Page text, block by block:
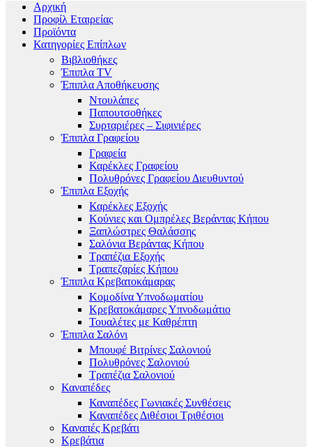
Αρχική
Προφίλ Εταιρείας
Προϊόντα
Κατηγορίες Επίπλων
Βιβλιοθήκες
Έπιπλα TV
Έπιπλα Αποθήκευσης
Ντουλάπες
Παπουτσοθήκες
Συρταριέρες – Σιφινιέρες
Έπιπλα Γραφείου
Γραφεία
Καρέκλες Γραφείου
Πολυθρόνες Γραφείου Διευθυντού
Έπιπλα Εξοχής
Καρέκλες Εξοχής
Κούνιες και Ομπρέλες Βεράντας Κήπου
Ξαπλώστρες Θαλάσσης
Σαλόνια Βεράντας Κήπου
Τραπέζια Εξοχής
Τραπεζαρίες Κήπου
Έπιπλα Κρεβατοκάμαρας
Κομοδίνα Υπνοδωματίου
Κρεβατοκάμαρες Υπνοδωμάτιο
Τουαλέτες με Καθρέπτη
Έπιπλα Σαλόνι
Μπουφέ Βιτρίνες Σαλονιού
Πολυθρόνες Σαλονιού
Τραπέζια Σαλονιού
Καναπέδες
Καναπέδες Γωνιακές Συνθέσεις
Καναπέδες Διθέσιοι Τριθέσιοι
Καναπές Κρεβάτι
Κρεβάτια